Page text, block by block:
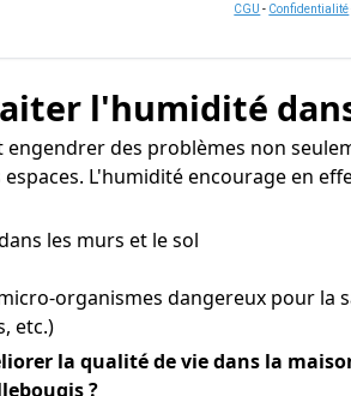
CGU - Confidentialité
l'humidité
des problèmes non
L'humidité encourage en
les murs et le sol
organismes dangereux pour la
etc.)
la qualité de vie dans la
?